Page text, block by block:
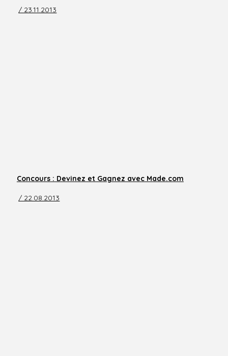
/ 23.11.2013
Concours : Devinez et Gagnez avec Made.com
/ 22.08.2013